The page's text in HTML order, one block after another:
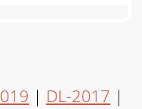
| DL-2017 |